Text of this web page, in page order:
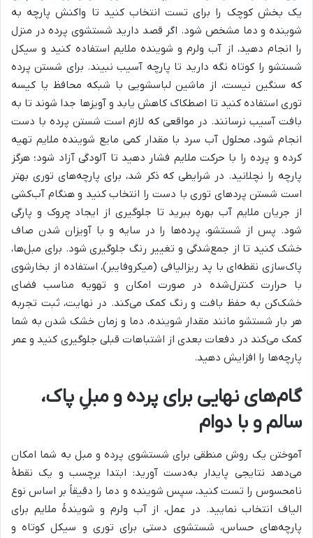
یک بخش کوچک را برای تست انتخاب کنید تا واکنش پارچه به
شوینده و دما مشخص شود. اگر قصد دارید شستشوی پرده در منزل
را انجام دهید، از آب ولرم و شوینده ملایم استفاده کنید و سیکل
شستشو را کوتاه نگه دارید تا پارچه آسیب نبیند. برای شستن پرده
که سنگین نیست، از ماشین لباسشویی با شبکه محافظ یا کیسه
توری استفاده کنید تا اصطکاک کاهش یابد و آویزها جدا شوند تا به
بافت آسیب نرسانند. در مواقعی که لازم است شستن پرده با دست
انجام شود، محلول آب سرد با مقدار کمی مایع شوینده ملایم تهیه
کرده و پرده را با حرکت ملایم فشار دهید تا آلودگی آزاد شود؛ هرگز
پارچه را نچلانید. در شرایطی که ذکر شد، برای پارچه‌های توری بهتر
است شستن پردهای توری با دست را انتخاب کنید و هنگام آب‌کشی
از جریان ملایم آب بهره ببرید تا جلوگیری از ایجاد چروک و پارگی
شود. پس از شستشو، پرده‌ها را در سایه و با آویزان شدن صاف
خشک کنید تا از جمع‌شدگی و تغییر رنگ جلوگیری شود. برای مبل‌ها،
پاک‌سازی نقطه‌ای با پد ریزالیافی (میکروفایبر)، استفاده از بخارشوی
با حرارت کنترل‌شده در صورت امکان و تهویه مناسب فضای
خشک‌کن به حفظ بافت و رنگ کمک می‌کند. در نهایت، ثبت تجربه
هر بار شستشو مانند مقدار شوینده، دما و زمان خشک شدن به شما
کمک می‌کند در دفعات بعدی از اشتباهات قبلی جلوگیری کنید و عمر
پارچه‌ها را افزایش دهید.
گام‌های نهایی برای پرده و مبلِ پاک،
سالم و با دوام
آموختن یک روش منطقی برای شستشوی پرده و مبل به شما امکان
می‌دهد نتایجی پایدار به‌دست آورید: ابتدا برچسب و یک نقطهٔ
نامحسوس را تست کنید، سپس شوینده و دما را دقیقاً بر اساس نوع
الیاف انتخاب نمایید. در عمل، از آب ولرم و شویندهٔ ملایم برای
پارچه‌های حساس، شستشوی دستی برای توری و سیکل کوتاه و